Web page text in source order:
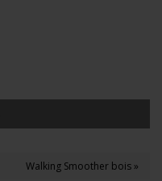
Walking Smoother bois »